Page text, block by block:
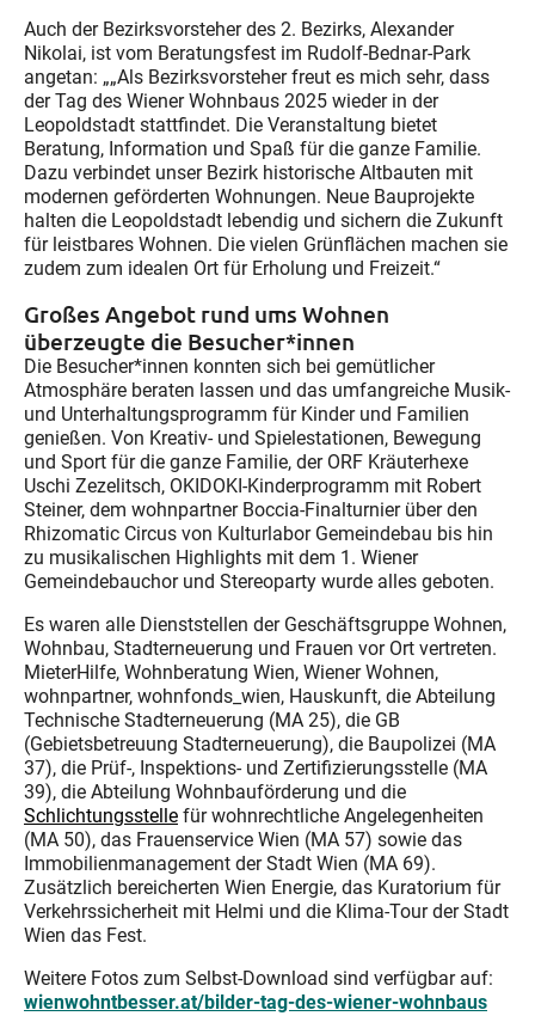
Auch der Bezirksvorsteher des 2. Bezirks, Alexander
Nikolai, ist vom Beratungsfest im Rudolf-Bednar-Park
angetan: „„Als Bezirksvorsteher freut es mich sehr, dass
der Tag des Wiener Wohnbaus 2025 wieder in der
Leopoldstadt stattfindet. Die Veranstaltung bietet
Beratung, Information und Spaß für die ganze Familie.
Dazu verbindet unser Bezirk historische Altbauten mit
modernen geförderten Wohnungen. Neue Bauprojekte
halten die Leopoldstadt lebendig und sichern die Zukunft
für leistbares Wohnen. Die vielen Grünflächen machen sie
zudem zum idealen Ort für Erholung und Freizeit.“
Großes Angebot rund ums Wohnen
überzeugte die Besucher*innen
Die Besucher*innen konnten sich bei gemütlicher
Atmosphäre beraten lassen und das umfangreiche Musik-
und Unterhaltungsprogramm für Kinder und Familien
genießen. Von Kreativ- und Spielestationen, Bewegung
und Sport für die ganze Familie, der ORF Kräuterhexe
Uschi Zezelitsch, OKIDOKI-Kinderprogramm mit Robert
Steiner, dem wohnpartner Boccia-Finalturnier über den
Rhizomatic Circus von Kulturlabor Gemeindebau bis hin
zu musikalischen Highlights mit dem 1. Wiener
Gemeindebauchor und Stereoparty wurde alles geboten.
Es waren alle Dienststellen der Geschäftsgruppe Wohnen,
Wohnbau, Stadterneuerung und Frauen vor Ort vertreten.
MieterHilfe, Wohnberatung Wien, Wiener Wohnen,
wohnpartner, wohnfonds_wien, Hauskunft, die Abteilung
Technische Stadterneuerung (MA 25), die GB
(Gebietsbetreuung Stadterneuerung), die Baupolizei (MA
37), die Prüf-, Inspektions- und Zertifizierungsstelle (MA
39), die Abteilung Wohnbauförderung und die
Schlichtungsstelle für wohnrechtliche Angelegenheiten
(MA 50), das Frauenservice Wien (MA 57) sowie das
Immobilienmanagement der Stadt Wien (MA 69).
Zusätzlich bereicherten Wien Energie, das Kuratorium für
Verkehrssicherheit mit Helmi und die Klima-Tour der Stadt
Wien das Fest.
Weitere Fotos zum Selbst-Download sind verfügbar auf:
wienwohntbesser.at/bilder-tag-des-wiener-wohnbaus